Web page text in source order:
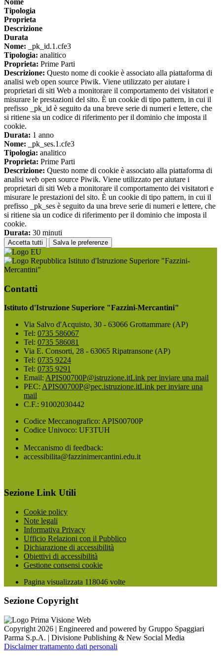
Tipologia
Proprieta
Descrizione
Durata
Nome: _pk_id.1.cfe3
Tipologia: analitico
Proprieta: Prime Parti
Descrizione: Questo nome di cookie è associato alla piattaforma di
analisi web open source Piwik. Viene utilizzato per aiutare i
proprietari di siti Web a monitorare il comportamento dei visitatori e
misurare le prestazioni del sito. È un cookie di tipo pattern, in cui il
prefisso _pk_id è seguito da una breve serie di numeri e lettere, che
si ritiene sia un codice di riferimento per il dominio che imposta il
cookie.
Durata: 1 anno
Nome: _pk_ses.1.cfe3
Tipologia: analitico
Proprieta: Prime Parti
Descrizione: Questo nome di cookie è associato alla piattaforma di
analisi web open source Piwik. Viene utilizzato per aiutare i
proprietari di siti Web a monitorare il comportamento dei visitatori e
misurare le prestazioni del sito. È un cookie di tipo pattern, in cui il
prefisso _pk_ses è seguito da una breve serie di numeri e lettere, che
si ritiene sia un codice di riferimento per il dominio che imposta il
cookie.
Durata: 30 minuti
Accetta tutti Salva le preferenze
Istituto d'Istruzione Superiore "Fazzini-
Mercantini"
Contatti
Istituto d'Istruzione Superiore "Fazzini-Mercantini"
Via Salvo d'Acquisto, 30 - 63066 Grottammare (AP)
Tel: 0735 586067
Tel: 0735 586081
Via E. Consorti, 28 - 63065 Ripatransone (AP)
Tel: 0735 9224
Tel: 0735 9291
Email: APIS00700P@istruzione.itLink per inviare una mail
PEC: APIS00700P@pec.istruzione.itLink per inviare una
mail
C.F.: 91002030442
Codice Meccanografico: APIS00700P
Codice Univoco: UF3TUH
Meccanismo di feedback:
accessibilita@fazzinimercantini.edu.it
Sezione Link Utili
Cookie policy
Note legali
Informativa Privacy
Ufficio Relazioni con il Pubblico
Dichiarazione di accessibilità
Obiettivi di accessibilità
Gestione consensi cookie
Pagina visualizzata 118046 volte
Sezione Copyright
Copyright 2026 | Engineered and powered by Gruppo Spaggiari
Parma S.p.A. | Divisione Publishing & New Social Media
Disclaimer trattamento dati personali